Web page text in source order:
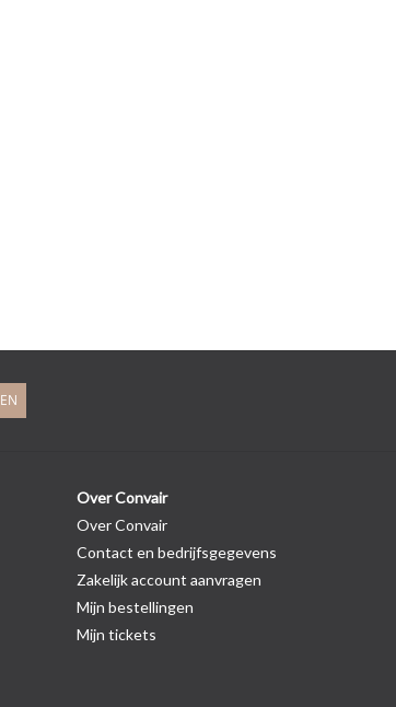
Over Convair
Over Convair
Contact en bedrijfsgegevens
Zakelijk account aanvragen
Mijn bestellingen
Mijn tickets